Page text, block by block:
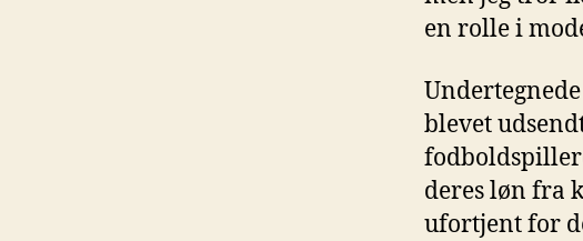
en rolle i
blevet
deres løn fra
ufortjent for